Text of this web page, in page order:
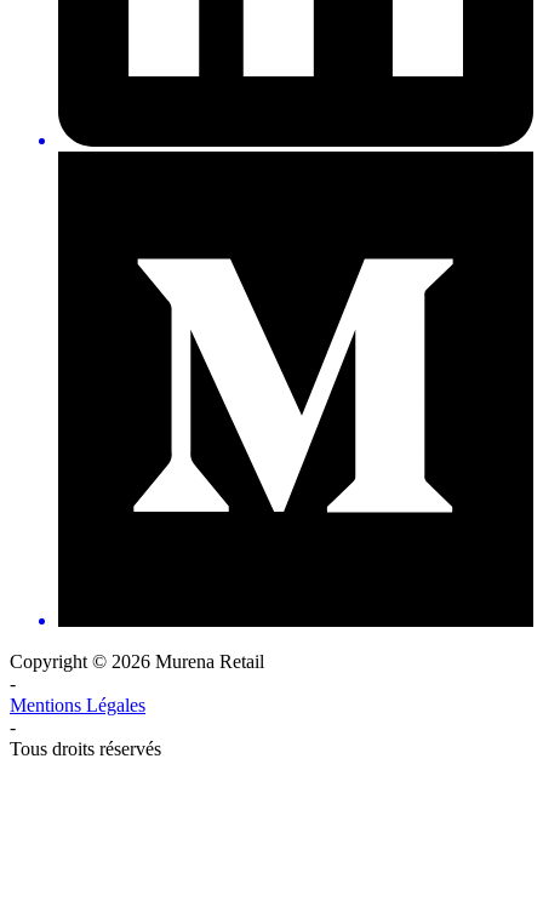
Copyright © 2026 Murena Retail
-
Mentions Légales
-
Tous droits réservés